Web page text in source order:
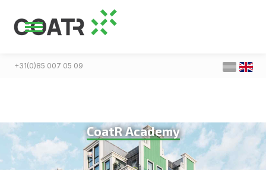
+31(0)85 007 05 09
CoatR Academy